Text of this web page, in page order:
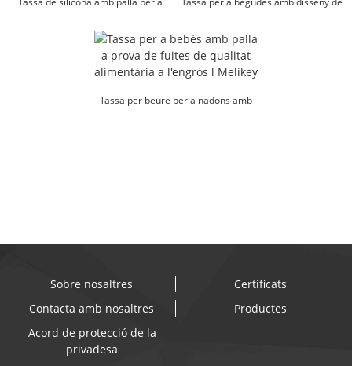
Tassa per beure per a nadons amb
Sobre nosaltres
Certificats
Contacta amb nosaltres
Productes
Acord de protecció de la
privadesa